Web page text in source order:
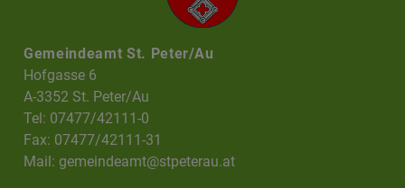
Gemeindeamt St. Peter/Au
Hofgasse 6
A-3352 St. Peter/Au
Tel: 07477/42111-0
Fax: 07477/42111-31
Mail:gemeindeamt@stpeterau.at